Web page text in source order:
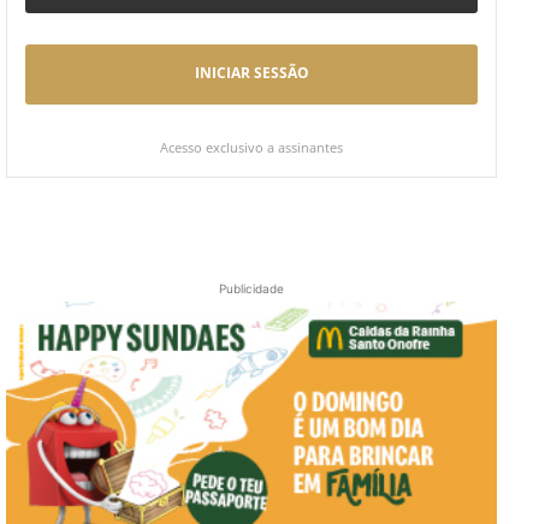
INICIAR SESSÃO
Acesso exclusivo a assinantes
Publicidade